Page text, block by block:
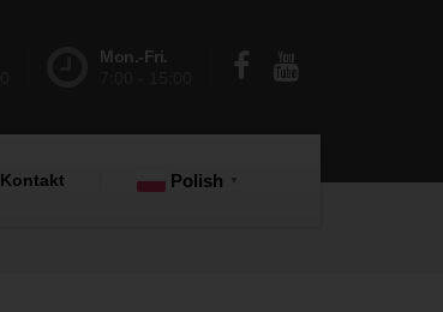
Mon.-Fri.
Kontakt Polish ▼